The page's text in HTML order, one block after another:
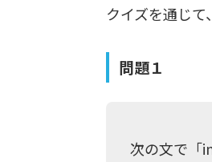
クイズを通じて
問題１
次の文で「